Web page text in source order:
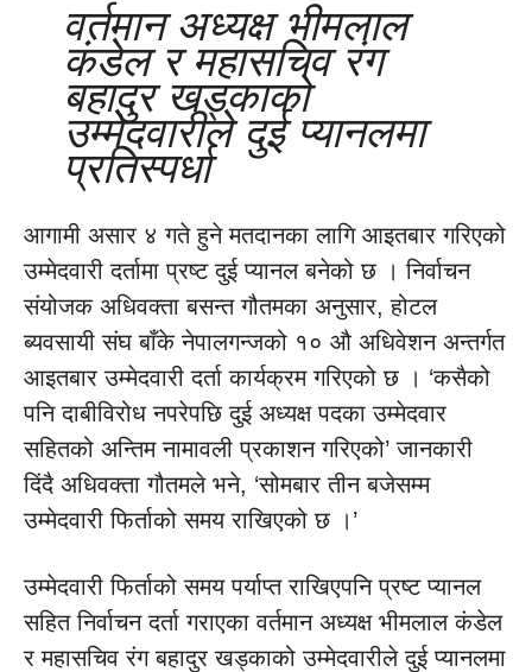
वर्तमान अध्यक्ष भीमलाल
कंडेल र महासचिव रंग
बहादुर खड्काको
उम्मेदवारीले दुई प्यानलमा
प्रतिस्पर्धा
आगामी असार ४ गते हुने मतदानका लागि आइतबार गरिएको
उम्मेदवारी दर्तामा प्रष्ट दुई प्यानल बनेको छ । निर्वाचन
संयोजक अधिवक्ता बसन्त गौतमका अनुसार, होटल
ब्यवसायी संघ बाँके नेपालगन्जको १० औ अधिवेशन अन्तर्गत
आइतबार उम्मेदवारी दर्ता कार्यक्रम गरिएको छ । ‘कसैको
पनि दाबीविरोध नपरेपछि दुई अध्यक्ष पदका उम्मेदवार
सहितको अन्तिम नामावली प्रकाशन गरिएको’ जानकारी
दिंदै अधिवक्ता गौतमले भने, ‘सोमबार तीन बजेसम्म
उम्मेदवारी फिर्ताको समय राखिएको छ ।’
उम्मेदवारी फिर्ताको समय पर्याप्त राखिएपनि प्रष्ट प्यानल
सहित निर्वाचन दर्ता गराएका वर्तमान अध्यक्ष भीमलाल कंडेल
र महासचिव रंग बहादुर खड्काको उम्मेदवारीले दुई प्यानलमा